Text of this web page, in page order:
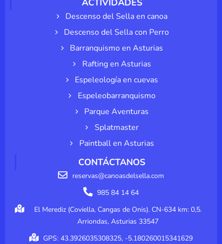
ACTIVIDADES
Descenso del Sella en canoa
Descenso del Sella con Perro
Barranquismo en Asturias
Rafting en Asturias
Espeleología en cuevas
Espeleobarranquismo
Parque Aventuras
Splatmaster
Paintball en Asturias
CONTÁCTANOS
reservas@canoasdelsella.com
985 84 14 64
El Merediz (Coviella, Cangas de Onis). CN-634 km: 0,5.
Arriondas, Asturias 33547
GPS: 43.3926035308325, -5.180260015341629